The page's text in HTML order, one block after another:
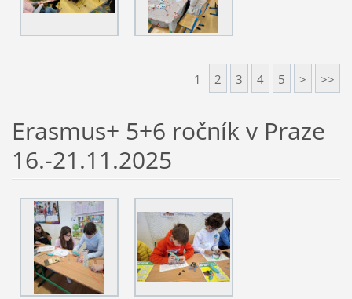
1 2 3 4 5 > >>
Erasmus+ 5+6 ročník v Praze
16.-21.11.2025